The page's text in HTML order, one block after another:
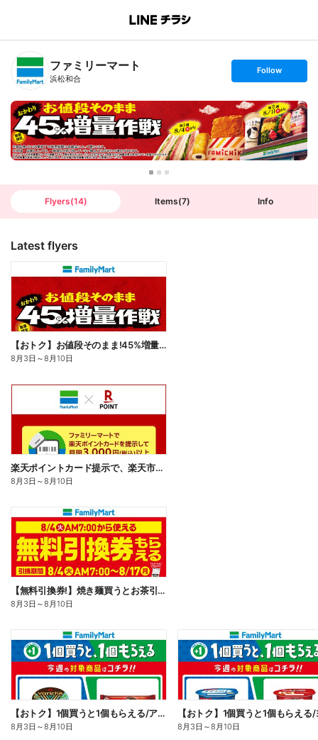
B
n
T
ファミリーマート
浜松和合
s
t
o
l
l
o
w
Follow
Flyers(14) Items(7) Info
Latest flyers
【おトク】お値段そのまま!45%増量作戦!
8月3日 ～8月10日
楽天ポイントカード提示で、楽天市場でのお買い物がおトクに!
8月3日 ～8月10日
【無料引換券!】焼き麺買うとお茶引換券貰える!
8月3日 ～8月10日
【おトク】1個買うと1個もらえる/アイス
8月3日 ～8月10日 8月3日 ～8月10日